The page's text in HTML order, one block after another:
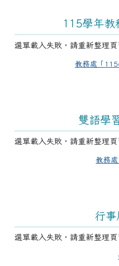
115學年教
選單載入失敗，請重新整理頁
教務處「
雙語學
選單載入失敗，請重新整理頁
教務
行事
選單載入失敗，請重新整理頁